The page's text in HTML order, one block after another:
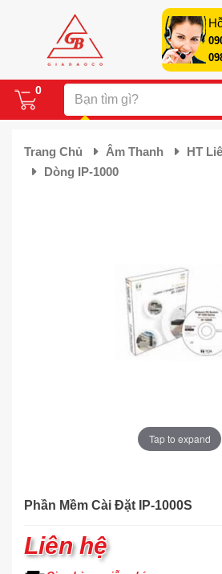
0
Trang Chủ Âm Thanh
HT
Dòng IP-1000
Tap to expand
Phần Mềm Cài Đặt IP-1000S
Liên hệ